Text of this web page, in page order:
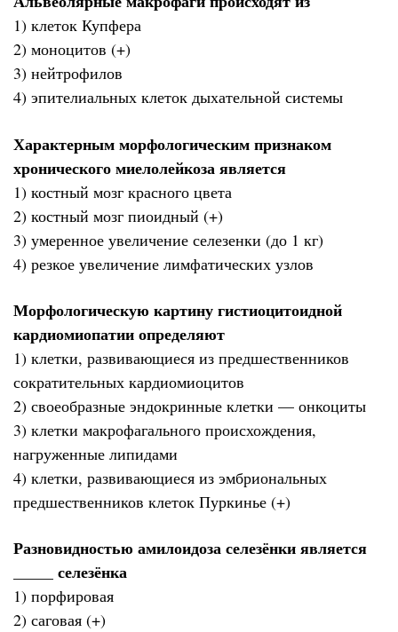
1) клеток Купфера
2) моноцитов (+)
3) нейтрофилов
4) эпителиальных клеток дыхательной системы
Характерным морфологическим признаком
хронического миелолейкоза является
1) костный мозг красного цвета
2) костный мозг пиоидный (+)
3) умеренное увеличение селезенки (до 1 кг)
4) резкое увеличение лимфатических узлов
Морфологическую картину гистиоцитоидной
кардиомиопатии определяют
1) клетки, развивающиеся из предшественников
сократительных кардиомиоцитов
2) своеобразные эндокринные клетки — онкоциты
3) клетки макрофагального происхождения,
нагруженные липидами
4) клетки, развивающиеся из эмбриональных
предшественников клеток Пуркинье (+)
Разновидностью амилоидоза селезёнки является
_____ селезёнка
1) порфировая
2) саговая (+)